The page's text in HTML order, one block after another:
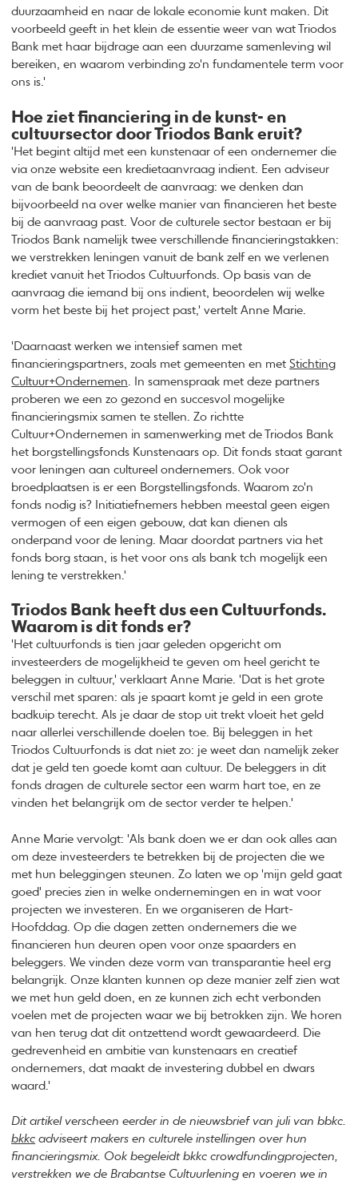
duurzaamheid en naar de lokale economie kunt maken. Dit
voorbeeld geeft in het klein de essentie weer van wat Triodos
Bank met haar bijdrage aan een duurzame samenleving wil
bereiken, en waarom verbinding zo'n fundamentele term voor
ons is.'
Hoe ziet financiering in de kunst- en
cultuursector door Triodos Bank eruit?
'Het begint altijd met een kunstenaar of een ondernemer die
via onze website een kredietaanvraag indient. Een adviseur
van de bank beoordeelt de aanvraag: we denken dan
bijvoorbeeld na over welke manier van financieren het beste
bij de aanvraag past. Voor de culturele sector bestaan er bij
Triodos Bank namelijk twee verschillende financieringstakken:
we verstrekken leningen vanuit de bank zelf en we verlenen
krediet vanuit het Triodos Cultuurfonds. Op basis van de
aanvraag die iemand bij ons indient, beoordelen wij welke
vorm het beste bij het project past,' vertelt Anne Marie.
'Daarnaast werken we intensief samen met
financieringspartners, zoals met gemeenten en metStichting
Cultuur+Ondernemen . In samenspraak met deze partners
proberen we een zo gezond en succesvol mogelijke
financieringsmix samen te stellen. Zo richtte
Cultuur+Ondernemen in samenwerking met de Triodos Bank
het borgstellingsfonds Kunstenaars op. Dit fonds staat garant
voor leningen aan cultureel ondernemers. Ook voor
broedplaatsen is er een Borgstellingsfonds. Waarom zo'n
fonds nodig is? Initiatiefnemers hebben meestal geen eigen
vermogen of een eigen gebouw, dat kan dienen als
onderpand voor de lening. Maar doordat partners via het
fonds borg staan, is het voor ons als bank tch mogelijk een
lening te verstrekken.'
Triodos Bank heeft dus een Cultuurfonds.
Waarom is dit fonds er?
'Het cultuurfonds is tien jaar geleden opgericht om
investeerders de mogelijkheid te geven om heel gericht te
beleggen in cultuur,' verklaart Anne Marie. 'Dat is het grote
verschil met sparen: als je spaart komt je geld in een grote
badkuip terecht. Als je daar de stop uit trekt vloeit het geld
naar allerlei verschillende doelen toe. Bij beleggen in het
Triodos Cultuurfonds is dat niet zo: je weet dan namelijk zeker
dat je geld ten goede komt aan cultuur. De beleggers in dit
fonds dragen de culturele sector een warm hart toe, en ze
vinden het belangrijk om de sector verder te helpen.'
Anne Marie vervolgt: 'Als bank doen we er dan ook alles aan
om deze investeerders te betrekken bij de projecten die we
met hun beleggingen steunen. Zo laten we op 'mijn geld gaat
goed' precies zien in welke ondernemingen en in wat voor
projecten we investeren. En we organiseren de Hart-
Hoofddag. Op die dagen zetten ondernemers die we
financieren hun deuren open voor onze spaarders en
beleggers. We vinden deze vorm van transparantie heel erg
belangrijk. Onze klanten kunnen op deze manier zelf zien wat
we met hun geld doen, en ze kunnen zich echt verbonden
voelen met de projecten waar we bij betrokken zijn. We horen
van hen terug dat dit ontzettend wordt gewaardeerd. Die
gedrevenheid en ambitie van kunstenaars en creatief
ondernemers, dat maakt de investering dubbel en dwars
waard.'
Dit artikel verscheen eerder in de nieuwsbrief van juli van bbkc.
bkkc adviseert makers en culturele instellingen over hun
financieringsmix. Ook begeleidt bkkc crowdfundingprojecten,
verstrekken we de Brabantse Cultuurlening en voeren we in